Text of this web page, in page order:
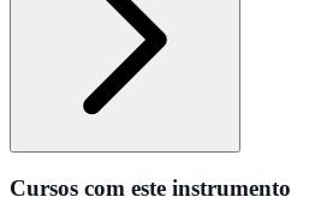
Cursos com este instrumento